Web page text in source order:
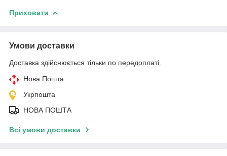
Приховати
Умови доставки
Доставка здійснюється тільки по передоплаті.
Нова Пошта
Укрпошта
НОВА ПОШТА
Всі умови доставки